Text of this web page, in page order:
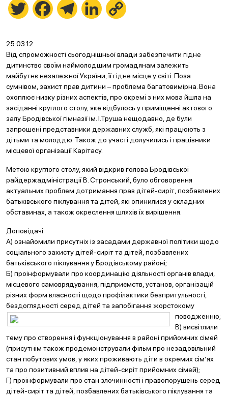
Twitter FacebookTelegramLinkedIn
25.03.12
Від спроможності сьогоднішньої влади забезпечити гідне
дитинство своїм наймолодшим громадянам залежить
майбутнє незалежної України, її гідне місце у світі. Поза
сумнівом, захист прав дитини – проблема багатовимірна. Вона
охоплює низку різних аспектів, про окремі з них мова йшла на
засіданні круглого столу, яке відбулось у приміщенні актового
залу Бродівської гімназії ім. І.Труша нещодавно, де були
запрошені представники державних служб, які працюють з
дітьми та молоддю. Також до участі долучились і працівники
місцевої організації Карітасу.
Метою круглого столу, який відкрив голова Бродівської
райдержадміністрації В. Стронський, було обговорення
актуальних проблем дотримання прав дітей-сиріт, позбавлених
батьківського піклування та дітей, які опинилися у складних
обставинах, а також окреслення шляхів їх вирішення.
Доповідачі
А) ознайомили присутніх із засадами державної політики щодо
соціального захисту дітей-сиріт та дітей, позбавлених
батьківського піклування у Бродівському районі;
Б) проінформували про координацію діяльності органів влади,
місцевого самоврядування, підприємств, установ, організацій
різних форм власності щодо профілактики безпритульності,
бездоглядності серед дітей та запобігання жорстокому
поводженню;
В) висвітлили
тему про створення і функціонування в районі прийомних сімей
(присутнім також продемонстрували фільм про незадовільний
стан побутових умов, у яких проживають діти в окремих сім’ях
та про позитивний вплив на дітей-сиріт прийомних сімей);
Г) проінформували про стан злочинності і правопорушень серед
дітей-сиріт та дітей, позбавлених батьківського піклування та